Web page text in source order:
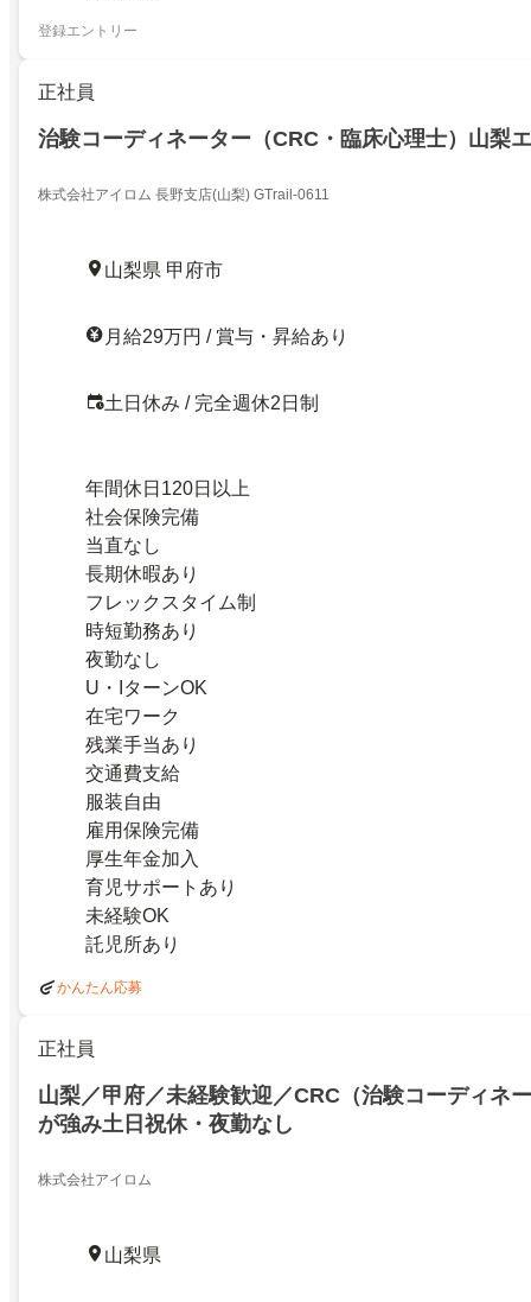
登録エントリー
正社員
治験コーディネーター（CRC・臨床心理士）山梨
株式会社アイロム 長野支店(山梨) GTrail-0611
山梨県 甲府市
月給29万円 / 賞与・昇給あり
土日休み / 完全週休2日制
年間休日120日以上
社会保険完備
当直なし
長期休暇あり
フレックスタイム制
時短勤務あり
夜勤なし
U・IターンOK
在宅ワーク
残業手当あり
交通費支給
服装自由
雇用保険完備
厚生年金加入
育児サポートあり
未経験OK
託児所あり
かんたん応募
正社員
山梨／甲府／未経験歓迎／CRC（治験コーディネ
が強み土日祝休・夜勤なし
株式会社アイロム
山梨県